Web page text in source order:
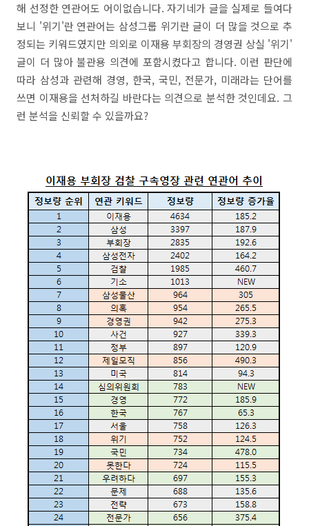
해 선정한 연관어도 어이없습니다. 자기네가 글을 실제로 들여다
보니 '위기'란 연관어는 삼성그룹 위기란 글이 더 많을 것으로 추
정되는 키워드였지만 의외로 이재용 부회장의 경영권 상실 '위기'
글이 더 많아 불관용 의견에 포함시켰다고 합니다. 이런 판단에
따라 삼성과 관련해 경영, 한국, 국민, 전문가, 미래라는 단어를
쓰면 이재용을 선처하길 바란다는 의견으로 분석한 것인데요. 그
런 분석을 신뢰할 수 있을까요?